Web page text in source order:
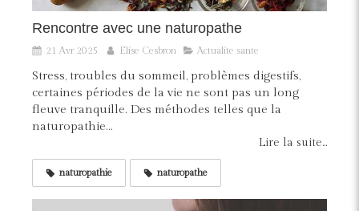
Rencontre avec une naturopathe
21 Avr 2025 Elise Cesbron Actualite sante
Stress, troubles du sommeil, problèmes digestifs,
certaines périodes de la vie ne sont pas un long
fleuve tranquille. Des méthodes telles que la
naturopathie...
Lire la suite...
naturopathie naturopathe